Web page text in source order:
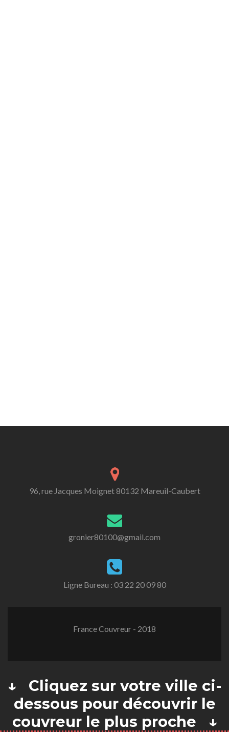
96, rue Jacques Moignet 80132 Mareuil-Caubert
gronier80100@gmail.com
Ligne Bureau : 03 22 20 09 80
France Couvreur - 2018
↓ Cliquez sur votre ville ci-
dessous pour découvrir le
couvreur le plus proche ↓